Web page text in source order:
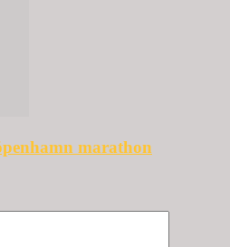
marathon